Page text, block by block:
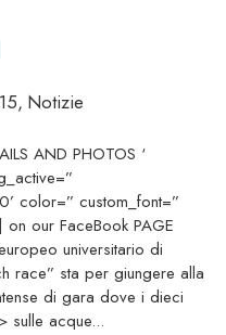
, Notizie
AND PHOTOS ‘
color=” custom_font=”
our FaceBook PAGE
universitario di
race” sta per giungere alla
di gara dove i dieci
sulle acque...